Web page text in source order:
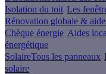
Isolation du toit Les
Rénovation globale &
Chèque énergie Aides
énergétique
SolaireTous les panneaux
solaire